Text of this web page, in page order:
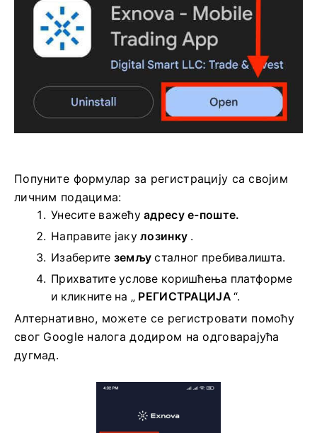
Попуните формулар за регистрацију са својим
личним подацима:
Унесите важећуадресу е-поште.
Направите јакулозинку .
Изаберите земљу сталног пребивалишта.
Прихватите услове коришћења платформе
и кликните на „ РЕГИСТРАЦИЈА“.
Алтернативно, можете се регистровати помоћу
свог Google налога додиром на одговарајућа
дугмад.